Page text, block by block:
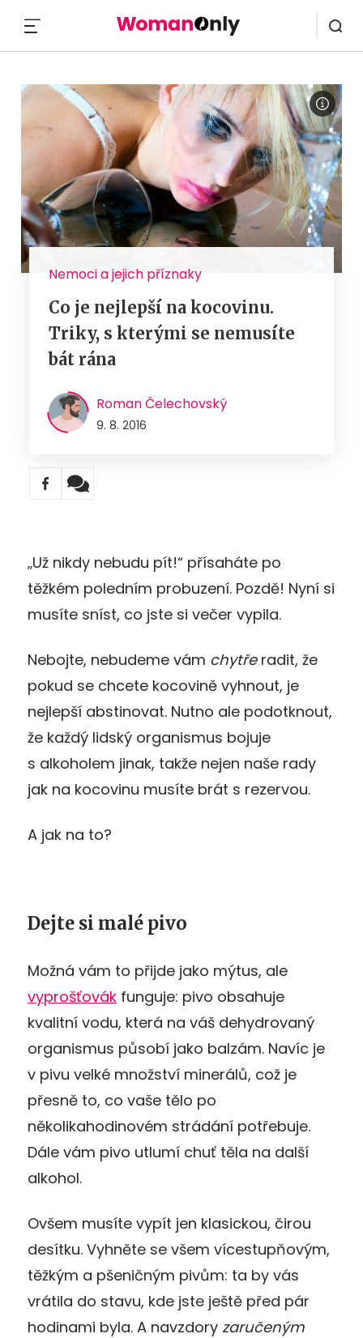
Nemoci a jejich příznaky
Co je nejlepší na kocovinu.
Triky, s kterými se nemusíte
bát rána
Roman Čelechovský
9. 8. 2016
„Už nikdy nebudu pít!“ přísaháte po
těžkém poledním probuzení. Pozdě! Nyní si
musíte sníst, co jste si večer vypila.
Nebojte, nebudeme vám chytřeradit, že
pokud se chcete kocovině vyhnout, je
nejlepší abstinovat. Nutno ale podotknout,
že každý lidský organismus bojuje
s alkoholem jinak, takže nejen naše rady
jak na kocovinu musíte brát s rezervou.
A jak na to?
Dejte si malé pivo
Možná vám to přijde jako mýtus, ale
vyprošťovák funguje: pivo obsahuje
kvalitní vodu, která na váš dehydrovaný
organismus působí jako balzám. Navíc je
v pivu velké množství minerálů, což je
přesně to, co vaše tělo po
několikahodinovém strádání potřebuje.
Dále vám pivo utlumí chuť těla na další
alkohol.
Ovšem musíte vypít jen klasickou, čirou
desítku. Vyhněte se všem vícestupňovým,
těžkým a pšeničným pivům: ta by vás
vrátila do stavu, kde jste ještě před pár
hodinami byla. A navzdory zaručeným